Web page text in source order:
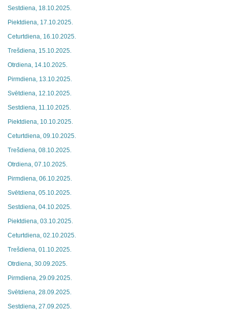
Sestdiena, 18.10.2025.
Piektdiena, 17.10.2025.
Ceturtdiena, 16.10.2025.
Trešdiena, 15.10.2025.
Otrdiena, 14.10.2025.
Pirmdiena, 13.10.2025.
Svētdiena, 12.10.2025.
Sestdiena, 11.10.2025.
Piektdiena, 10.10.2025.
Ceturtdiena, 09.10.2025.
Trešdiena, 08.10.2025.
Otrdiena, 07.10.2025.
Pirmdiena, 06.10.2025.
Svētdiena, 05.10.2025.
Sestdiena, 04.10.2025.
Piektdiena, 03.10.2025.
Ceturtdiena, 02.10.2025.
Trešdiena, 01.10.2025.
Otrdiena, 30.09.2025.
Pirmdiena, 29.09.2025.
Svētdiena, 28.09.2025.
Sestdiena, 27.09.2025.